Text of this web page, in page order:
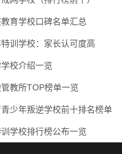
育学校口碑名单汇总
训学校：家长认可度高
校介绍一览
教所TOP榜单一览
少年叛逆学校前十排名榜单
学校排行榜公布一览